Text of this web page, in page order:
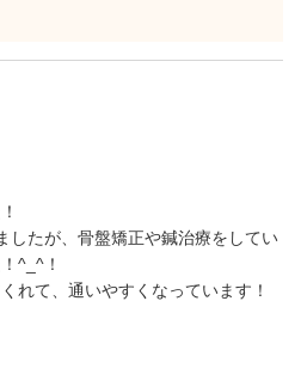
したが、骨盤矯正や鍼治療をしてい
^_^！
れて、通いやすくなっています！